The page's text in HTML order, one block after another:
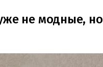
не модные, но